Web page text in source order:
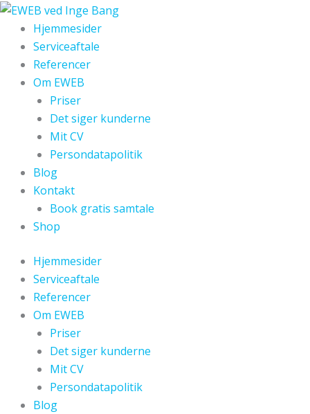
Gå
indholdet
Hjemmesider
Serviceaftale
Referencer
Om EWEB
Priser
Det siger kunderne
Mit CV
Persondatapolitik
Blog
Kontakt
Book gratis samtale
Shop
Hjemmesider
Serviceaftale
Referencer
Om EWEB
Priser
Det siger kunderne
Mit CV
Persondatapolitik
Blog